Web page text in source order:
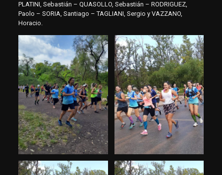
PLATINI, Sebastián – QUASOLLO, Sebastián – RODRIGUEZ,
Paolo – SORIA, Santiago – TAGLIANI, Sergio y VAZZANO,
Horacio.